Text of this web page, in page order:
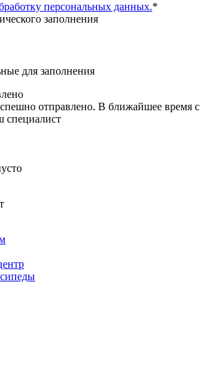
персональных данных.*
заполнения
для заполнения
отправлено. В ближайшее время с
специалист